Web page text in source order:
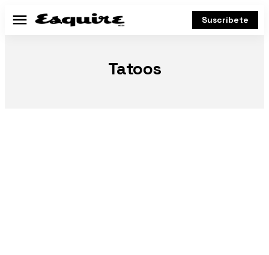
Menú Suscríbete
Tatoos